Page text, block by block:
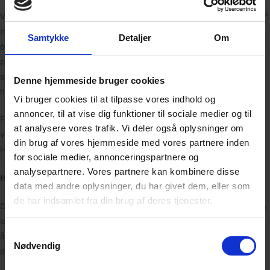
Samtykke Detaljer Om
Denne hjemmeside bruger cookies
Vi bruger cookies til at tilpasse vores indhold og
annoncer, til at vise dig funktioner til sociale medier og til
at analysere vores trafik. Vi deler også oplysninger om
din brug af vores hjemmeside med vores partnere inden
for sociale medier, annonceringspartnere og
analysepartnere. Vores partnere kan kombinere disse
data med andre oplysninger, du har givet dem, eller som
de har indsamlet fra din brug af deres tjenester.
Nødvendig
Vores depotrum Hadsten fås i flere størrelser, typisk fra omkring 5 m³
og op til 20+ m³. Det betyder, at du nemt kan finde et
opbevaringsrum
, der matcher dit aktuelle behov. Skulle dit
pladsbehov ændre sig undervejs, kan du altid op- eller nedjustere
størrelsen, så du ikke betaler for unødvendig plads. Vores personale
hjælper dig gerne med at finde den rette løsning.
Er du i tvivl om, hvor meget opbevaringsplads du har brug for? Brug
vores rumberegner og få et hurtigt overblik over, hvilket depotrum i
Hadsten der passer bedst til dine ting.
Hvad må opbevares i dit depotrum?
Du bestemmer selv, hvad du vil opbevare i dit depotrum Hadsten, så
længe det overholder gældende regler. Af sikkerhedsmæssige
årsager er der enkelte
i forhold til fødevarer,
dyrefoder og brandfarlige væsker.